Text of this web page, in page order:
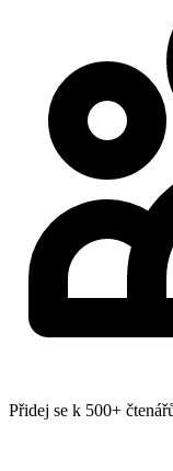
Přidej se k 500+